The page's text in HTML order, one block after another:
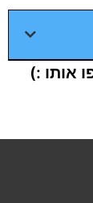
אותו :)